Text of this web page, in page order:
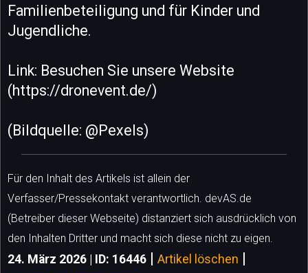
Familienbeteiligung und für Kinder und
Jugendliche.
Link: Besuchen Sie unsere Website
(https://dronevent.de/)
(Bildquelle: @Pexels)
Für den Inhalt des Artikels ist allein der
Verfasser/Pressekontakt verantwortlich. devAS.de
(Betreiber dieser Webseite) distanziert sich ausdrücklich von
den Inhalten Dritter und macht sich diese nicht zu eigen.
24. März 2026 | ID: 16446 | Artikel löschen |